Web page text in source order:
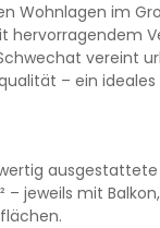
Wohnlagen im
hervorragendem
vereint
– ein
jeweils mit